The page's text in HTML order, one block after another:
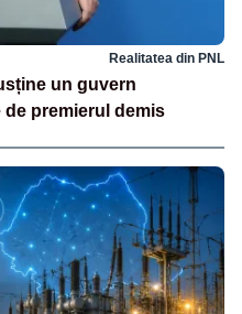
Realitatea din PNL
un guvern
premierul demis